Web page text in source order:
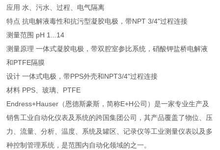
应用 水、污水、过程、电气隔离
特点 抗电解液毒性和抗污型凝胶电极，带NPT 3/4"过程连接
测量范围 pH 1...14
测量原理 一体式凝胶电极，带双腔室参比系统，硝酸钾盐桥电解液
和PTFE隔膜
设计 一体式电极，带PPS外壳和NPT3/4"过程连接
材料 PPS、玻璃、PTFE
Endress+Hauser（恩德斯豪斯，简称E+H公司）是一家专业生产及
销售工业自动化仪表及系统的跨国集团公司，其产品覆盖了物位、压
力、流量、分析、温度、系统及罐区、记录仪等工业测量仪表以及多
种控制管理系统，是范围内自动化领域的之一。